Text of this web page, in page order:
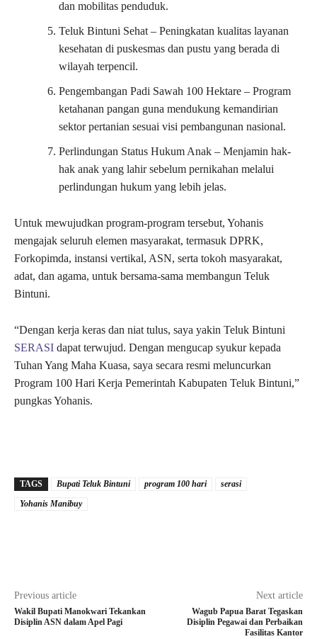
dan mobilitas penduduk.
Teluk Bintuni Sehat – Peningkatan kualitas layanan
kesehatan di puskesmas dan pustu yang berada di
wilayah terpencil.
Pengembangan Padi Sawah 100 Hektare – Program
ketahanan pangan guna mendukung kemandirian
sektor pertanian sesuai visi pembangunan nasional.
Perlindungan Status Hukum Anak – Menjamin hak-
hak anak yang lahir sebelum pernikahan melalui
perlindungan hukum yang lebih jelas.
Untuk mewujudkan program-program tersebut, Yohanis
mengajak seluruh elemen masyarakat, termasuk DPRK,
Forkopimda, instansi vertikal, ASN, serta tokoh masyarakat,
adat, dan agama, untuk bersama-sama membangun Teluk
Bintuni.
“Dengan kerja keras dan niat tulus, saya yakin Teluk Bintuni
SERASI dapat terwujud. Dengan mengucap syukur kepada
Tuhan Yang Maha Kuasa, saya secara resmi meluncurkan
Program 100 Hari Kerja Pemerintah Kabupaten Teluk Bintuni,”
pungkas Yohanis.
TAGS Bupati Teluk Bintuni program 100 hari
serasi
Yohanis Manibuy
Previous article
Wakil Bupati Manokwari Tekankan
Disiplin ASN dalam Apel Pagi
Next article
Wagub Papua Barat Tegaskan
Disiplin Pegawai dan Perbaikan
Fasilitas Kantor